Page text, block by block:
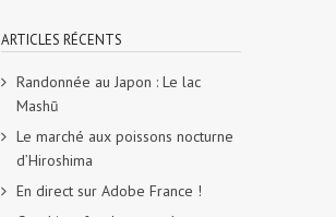
ARTICLES RÉCENTS
Randonnée au Japon : Le lac
Mashū
Le marché aux poissons nocturne
d’Hiroshima
En direct sur Adobe France !